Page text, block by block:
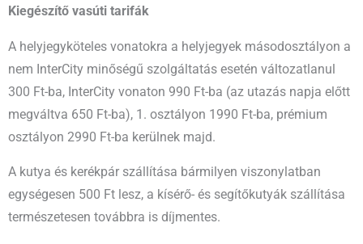
Kiegészítő vasúti tarifák
A helyjegyköteles vonatokra a helyjegyek másodosztályon a
nem InterCity minőségű szolgáltatás esetén változatlanul
300 Ft-ba, InterCity vonaton 990 Ft-ba (az utazás napja előtt
megváltva 650 Ft-ba), 1. osztályon 1990 Ft-ba, prémium
osztályon 2990 Ft-ba kerülnek majd.
A kutya és kerékpár szállítása bármilyen viszonylatban
egységesen 500 Ft lesz, a kísérő- és segítőkutyák szállítása
természetesen továbbra is díjmentes.